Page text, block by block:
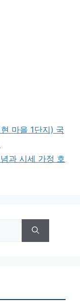
마을 1단지) 국
과 시세 가정 호